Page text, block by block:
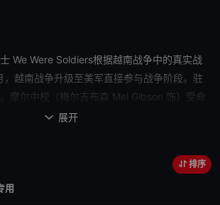
We Were Soldiers根据越南战争中的真实战
越南战争升级至美军直接参与战争阶段。驻
摩尔中校（梅尔吉布森 Mel Gibson 饰）受命
的战士，部队中同时涌入不少随军家属，军人
带回每一名士兵”。摩尔与他的部队被空降在临
这里是北越军的重兵所在，人数弱势的美军陷
 展开
排序
用